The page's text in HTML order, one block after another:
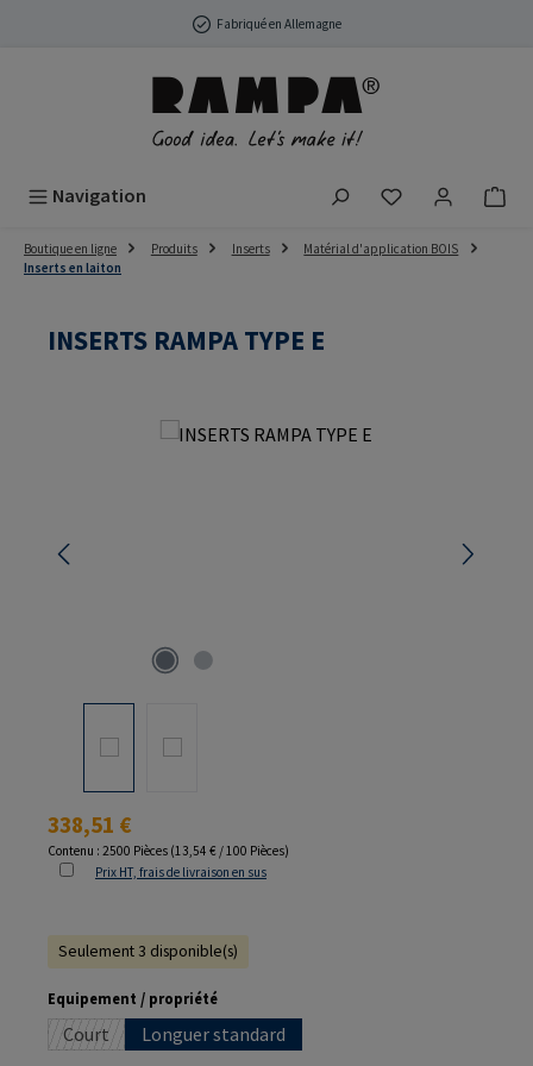
Passer au contenu principalFabriqué en Allemagne
Navigation Vous avez 0
Boutique en ligne Produits Inserts
Matérial d'application BOIS
Inserts en laiton
INSERTS RAMPA TYPE E
Ignorer la galerie d'images
Prix régulier :
338,51 €
Contenu : 2500 Pièces (13,54 € / 100 Pièces)
Prix HT, frais de livraison en sus
Seulement 3 disponible(s)
Sélectionnez
Equipement / propriété
Court(Cette option n'est pas disponible pour le moment.)
Longuer standard